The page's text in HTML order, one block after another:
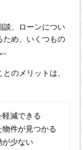
談、ローンについ
ため、いくつもの
のメリットは、
減できる
件が見つかる
が少ない